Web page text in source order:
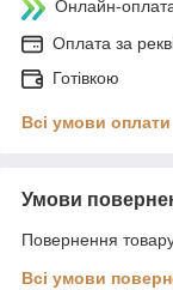
Онлайн-
Оплата за
Готівкою
Всі умови оплати
Умови
Повернення
Всі умови